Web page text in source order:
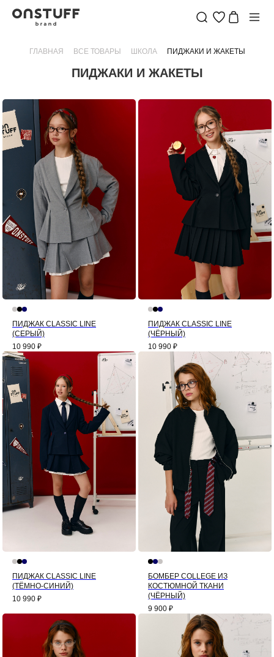
|
ONSTUFF
—
БРЕНД
ДЕТСКОЙ
ОДЕЖДЫ
ГЛАВНАЯ ВСЕ ТОВАРЫ ШКОЛА ПИДЖАКИ И ЖАКЕТЫ
ПИДЖАКИ И ЖАКЕТЫ
ПИДЖАК CLASSIC LINE
(СЕРЫЙ)
10 990 ₽
ПИДЖАК CLASSIC LINE
(ЧЁРНЫЙ)
10 990 ₽
ПИДЖАК CLASSIC LINE
(ТЁМНО-СИНИЙ)
10 990 ₽
БОМБЕР COLLEGE ИЗ
КОСТЮМНОЙ ТКАНИ
(ЧЁРНЫЙ)
9 900 ₽